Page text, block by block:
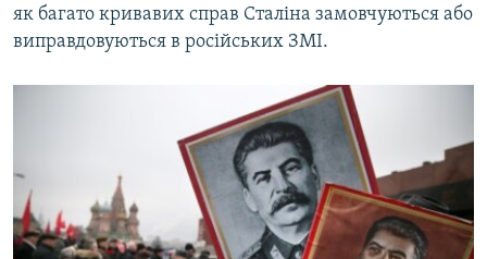
як багато кривавих справ Сталіна замовчуються або
виправдовуються в російських ЗМІ.